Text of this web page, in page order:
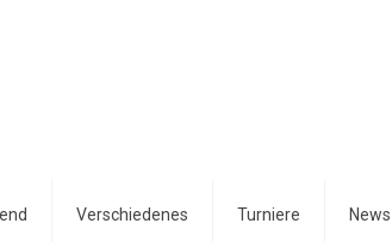
Verschiedenes Turniere News